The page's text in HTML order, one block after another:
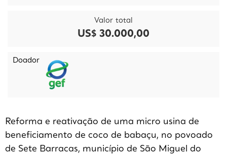
Valor total
US$ 30.000,00
Doador
Reforma e reativação de uma micro usina de
beneficiamento de coco de babaçu, no povoado
de Sete Barracas, município de São Miguel do